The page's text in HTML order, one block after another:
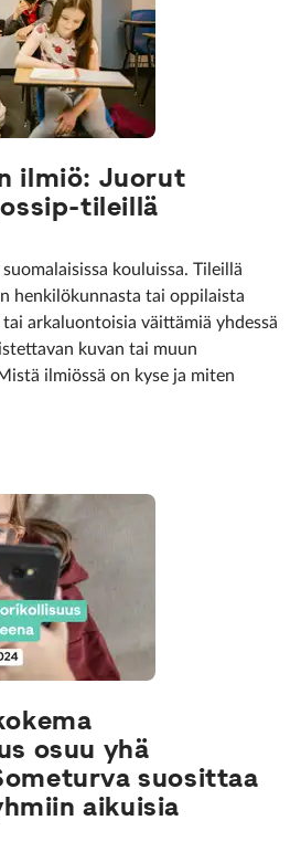
ilmiö: Juorut
tileillä
kouluissa. Tileillä
henkilökunnasta tai oppilaista
arkaluontoisia väittämiä yhdessä
kuvan tai muun
ilmiössä on kyse ja miten
osuu yhä
suosittaa
aikuisia